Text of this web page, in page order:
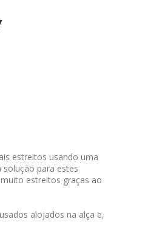
estreitos usando uma
solução para estes
estreitos graças ao
alojados na alça e,